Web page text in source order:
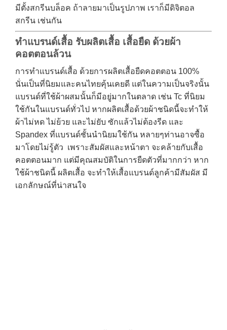
มีตั้งสกรีนบล็อค ถ้าลายมาเป็นรูปภาพ เราก็มีดิจิตอล
สกรีน เช่นกัน
ทำแบรนด์เสื้อ รับผลิตเสื้อ เสื้อยืด ด้วยผ้า
คอตตอนล้วน
การทำแบรนด์เสื้อ ด้วยการผลิตเสื้อยืดคอตตอน 100%
นั่นเป็นที่นิยมและคนไทยคุ้นเคยดี แต่ในความเป็นจริงนั้น
แบรนด์ที่ใช้ผ้าผสมนั้นก็มีอยู่มากในตลาด เช่น Tc ที่นิยม
ใช้กันในแบรนด์ทั่วไป หากผลิตเสื้อด้วยผ้าชนิดนี้จะทำให้
ผ้าไม่หด ไม่ย้วย และไม่ยับ ซักแล้วไม่ต้องรีด และ
Spandex ที่แบรนด์ชั้นนำนิยมใช้กัน หลายๆท่านอาจซื้อ
มาโดยไม่รู้ตัว เพราะสัมผัสและหน้าตา จะคล้ายกับเสื้อ
คอตตอนมาก แต่มีคุณสมบัติในการยืดตัวที่มากกว่า หาก
ใช้ผ้าชนิดนี้ ผลิตเสื้อ จะทำให้เสื้อแบรนด์ลูกค้ามีสัมผัส มี
เอกลักษณ์ที่น่าสนใจ